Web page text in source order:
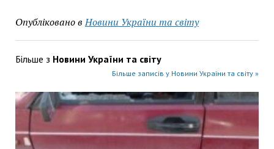
Опубліковано в Новини України та світу
Більше з Новини України та світу
Більше записів у Новини України та світу »